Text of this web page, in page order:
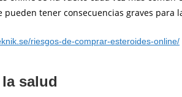
pueden tener consecuencias graves para
riesgos-de-comprar-esteroides-online/
salud